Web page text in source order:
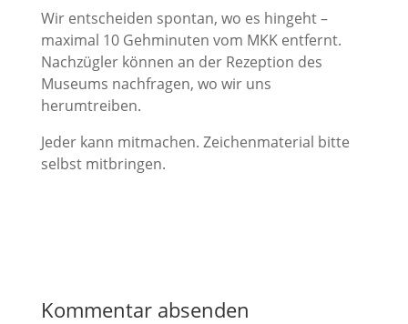
Wir entscheiden spontan, wo es hingeht –
maximal 10 Gehminuten vom MKK entfernt.
Nachzügler können an der Rezeption des
Museums nachfragen, wo wir uns
herumtreiben.
Jeder kann mitmachen. Zeichenmaterial bitte
selbst mitbringen.
Kommentar absenden